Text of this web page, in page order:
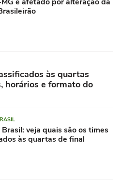
às quartas
horários e formato do
veja quais são os times
às quartas de final